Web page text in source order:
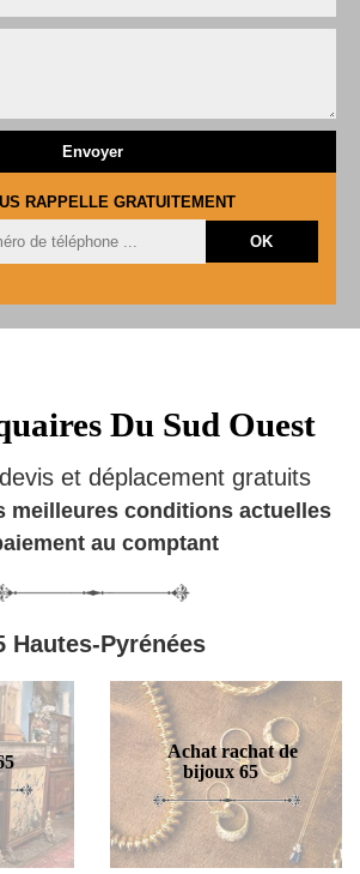
RAPPELLE GRATUITEMENT
Du Sud Ouest
et déplacement gratuits
meilleures conditions actuelles
au comptant
Hautes-Pyrénées
Achat rachat de
bijoux 65